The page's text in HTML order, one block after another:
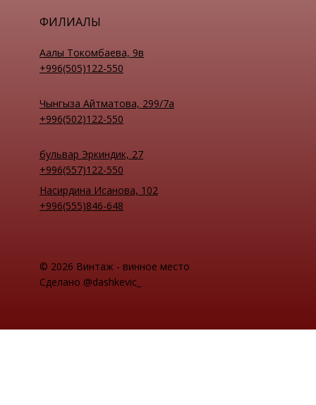
ФИЛИАЛЫ
Аалы Токомбаева, 9в
+996(505)122-550
Чынгыза Айтматова, 299/7а
+996(502)122-550
бульвар Эркиндик, 27
+996(557)122-550
Насирдина Исанова, 102
+996(555)846-648
© 2026 Винтаж - винное место
Сделано @dashkevic_